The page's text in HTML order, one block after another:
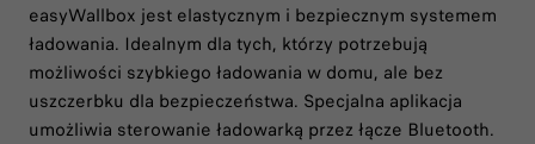
easyWallbox jest elastycznym i bezpiecznym systemem
ładowania. Idealnym dla tych, którzy potrzebują
możliwości szybkiego ładowania w domu, ale bez
uszczerbku dla bezpieczeństwa. Specjalna aplikacja
umożliwia sterowanie ładowarką przez łącze Bluetooth.